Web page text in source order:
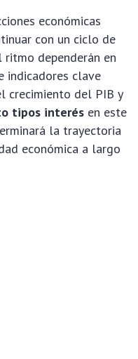
económicas
con un ciclo de
dependerán en
indicadores clave
crecimiento del PIB y
tipos interés en este
la trayectoria
económica a largo